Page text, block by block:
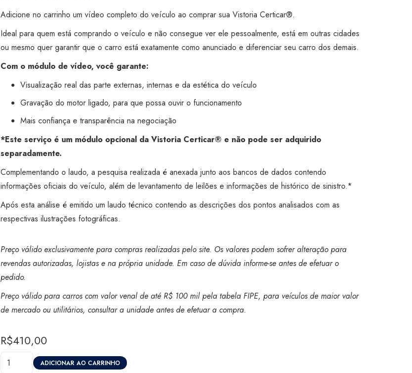
Adicione no carrinho um vídeo completo do veículo ao comprar sua Vistoria Certicar®.
Ideal para quem está comprando o veículo e não consegue ver ele pessoalmente, está em outras cidades
ou mesmo quer garantir que o carro está exatamente como anunciado e diferenciar seu carro dos demais.
Com o módulo de vídeo, você garante:
Visualização real das parte externas, internas e da estética do veículo
Gravação do motor ligado, para que possa ouvir o funcionamento
Mais confiança e transparência na negociação
*Este serviço é um módulo opcional da Vistoria Certicar® e não pode ser adquirido
separadamente.
Complementando o laudo, a pesquisa realizada é anexada junto aos bancos de dados contendo
informações oficiais do veículo, além de levantamento de leilões e informações de histórico de sinistro.*
Após esta análise é emitido um laudo técnico contendo as descrições dos pontos analisados com as
respectivas ilustrações fotográficas.
Preço válido exclusivamente para compras realizadas pelo site. Os valores podem sofrer alteração para
revendas autorizadas, lojistas e na própria unidade. Em caso de dúvida informe-se antes de efetuar o
pedido.
Preço válido para carros com valor venal de até R$ 100 mil pela tabela FIPE, para veículos de maior valor
de mercado ou utilitários, consultar a unidade antes de efetuar a compra.
R$410,00
Vistoria
ADICIONAR AO CARRINHO